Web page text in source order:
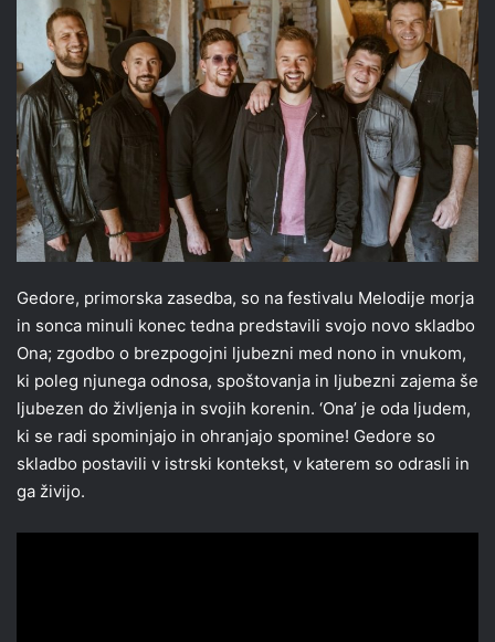
Gedore, primorska zasedba, so na festivalu Melodije morja
in sonca minuli konec tedna predstavili svojo novo skladbo
Ona; zgodbo o brezpogojni ljubezni med nono in vnukom,
ki poleg njunega odnosa, spoštovanja in ljubezni zajema še
ljubezen do življenja in svojih korenin. ‘Ona’ je oda ljudem,
ki se radi spominjajo in ohranjajo spomine! Gedore so
skladbo postavili v istrski kontekst, v katerem so odrasli in
ga živijo.